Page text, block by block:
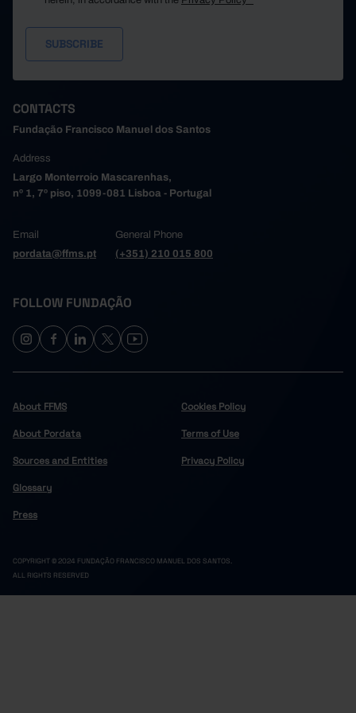
CONTACTS
Fundação Francisco Manuel dos Santos
Address
Largo Monterroio Mascarenhas,
nº 1, 7º piso, 1099-081 Lisboa - Portugal
Email
pordata@ffms.pt
General Phone
(+351) 210 015 800
FOLLOW FUNDAÇÃO
About FFMS
About Pordata
Sources and Entities
Glossary
Press
Cookies Policy
Terms of Use
Privacy Policy
COPYRIGHT © 2024 FUNDAÇÃO FRANCISCO MANUEL DOS SANTOS.
ALL RIGHTS RESERVED